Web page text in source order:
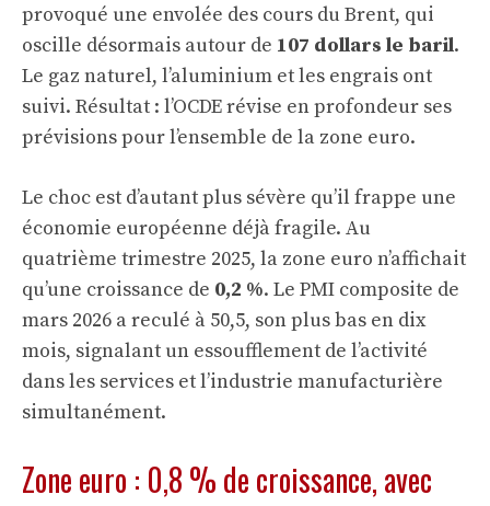
provoqué une envolée des cours du Brent, qui
oscille désormais autour de 107 dollars le baril.
Le gaz naturel, l’aluminium et les engrais ont
suivi. Résultat : l’OCDE révise en profondeur ses
prévisions pour l’ensemble de la zone euro.
Le choc est d’autant plus sévère qu’il frappe une
économie européenne déjà fragile. Au
quatrième trimestre 2025, la zone euro n’affichait
qu’une croissance de 0,2 %. Le PMI composite de
mars 2026 a reculé à 50,5, son plus bas en dix
mois, signalant un essoufflement de l’activité
dans les services et l’industrie manufacturière
simultanément.
Zone euro : 0,8 % de croissance, avec